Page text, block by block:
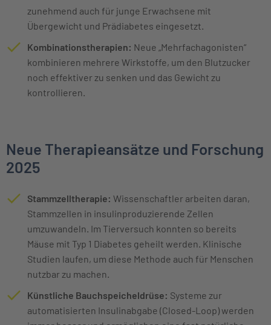
zunehmend auch für junge Erwachsene mit
Übergewicht und Prädiabetes eingesetzt.
Kombinationstherapien: Neue „Mehrfachagonisten“
kombinieren mehrere Wirkstoffe, um den Blutzucker
noch effektiver zu senken und das Gewicht zu
kontrollieren.
Neue Therapieansätze und Forschung
2025
Stammzelltherapie: Wissenschaftler arbeiten daran,
Stammzellen in insulinproduzierende Zellen
umzuwandeln. Im Tierversuch konnten so bereits
Mäuse mit Typ 1 Diabetes geheilt werden. Klinische
Studien laufen, um diese Methode auch für Menschen
nutzbar zu machen.
Künstliche Bauchspeicheldrüse: Systeme zur
automatisierten Insulinabgabe (Closed-Loop) werden